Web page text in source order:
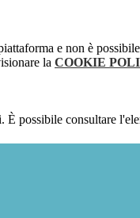
e non è
la COOKIE
possibile consultare